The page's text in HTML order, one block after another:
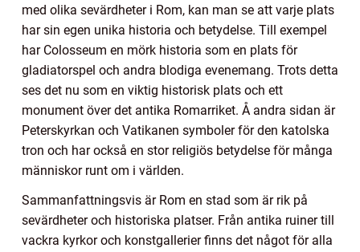
med olika sevärdheter i Rom, kan man se att varje plats
har sin egen unika historia och betydelse. Till exempel
har Colosseum en mörk historia som en plats för
gladiatorspel och andra blodiga evenemang. Trots detta
ses det nu som en viktig historisk plats och ett
monument över det antika Romarriket. Å andra sidan är
Peterskyrkan och Vatikanen symboler för den katolska
tron och har också en stor religiös betydelse för många
människor runt om i världen.
Sammanfattningsvis är Rom en stad som är rik på
sevärdheter och historiska platser. Från antika ruiner till
vackra kyrkor och konstgallerier finns det något för alla